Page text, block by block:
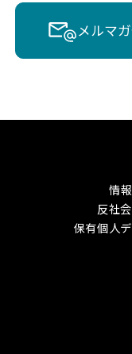
メルマ
情
反社
保有個人